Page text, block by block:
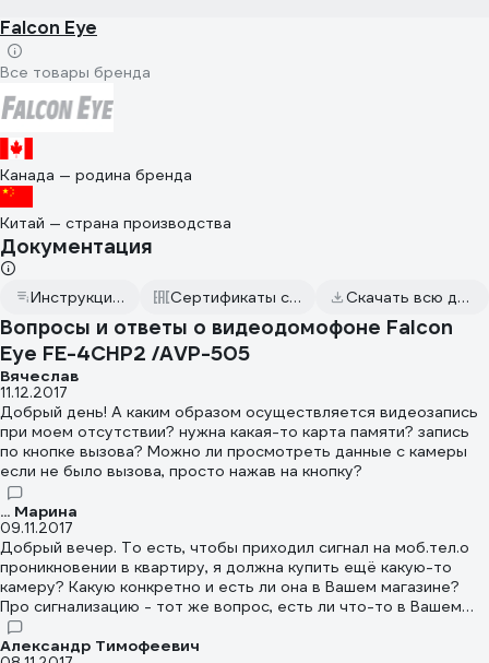
Falcon Eye
Все товары бренда
Канада — родина бренда
Китай — страна производства
Документация
Инструкция к товару Сертификаты соответствия Скачать всю документацию
Вопросы и ответы о видеодомофоне Falcon
Eye FE-4CHP2 /AVP-505
Вячеслав
11.12.2017
Добрый день! А каким образом осуществляется видеозапись
при моем отсутствии? нужна какая-то карта памяти? запись
по кнопке вызова? Можно ли просмотреть данные с камеры
если не было вызова, просто нажав на кнопку?
... Марина
09.11.2017
Добрый вечер. То есть, чтобы приходил сигнал на моб.тел.о
проникновении в квартиру, я должна купить ещё какую-то
камеру? Какую конкретно и есть ли она в Вашем магазине?
Про сигнализацию - тот же вопрос, есть ли что-то в Вашем
магазине, что можно подключить? и какие провода я должна
купить, чтобы подключить эту вызывную панель, если Вы
Александр Тимофеевич